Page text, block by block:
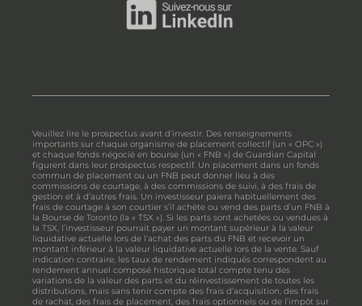
Veuillez lire le prospectus avant d’investir. Des renseignements
importants sur chaque organisme de placement collectif (un « OPC »)
et chaque fonds négocié en bourse (un « FNB ») de Guardian Capital
figurent dans leur prospectus respectif. Un placement dans un fonds
commun de placement ou un FNB peut donner lieu à des
commissions de courtage, à des commissions de suivi, à des frais de
gestion et à d’autres frais. Un investisseur paiera habituellement des
frais de courtage à son courtier s’il achète ou vend des parts d’un FNB à
la Bourse de Toronto (la « TSX »). Si les parts sont achetées ou vendues à
la TSX, l’investisseur pourrait payer un montant supérieur à la valeur
liquidative actuelle lors de l’achat des parts du FNB et recevoir un
montant inférieur à la valeur liquidative actuelle lors de la vente. Sauf
indication contraire, les taux de rendement indiqués correspondent au
rendement annuel composé historique total compte tenu des
variations de la valeur des parts et du réinvestissement de toutes les
distributions, mais sans tenir compte des frais d’acquisition, des frais
de rachat, des frais de placement, des frais optionnels ou de l’impôt sur